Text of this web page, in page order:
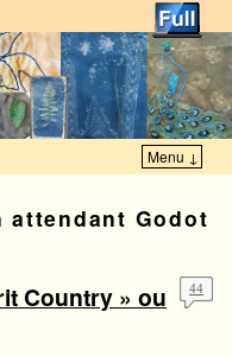
Menu ↓
attendant Godot
Country » ou
44